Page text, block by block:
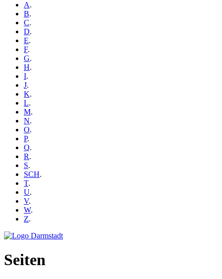
A.
B.
C.
D.
E.
F.
G.
H.
I.
J.
K.
L.
M.
N.
O.
P.
Q.
R.
S.
SCH.
T.
U.
V.
W.
Z.
Seiten